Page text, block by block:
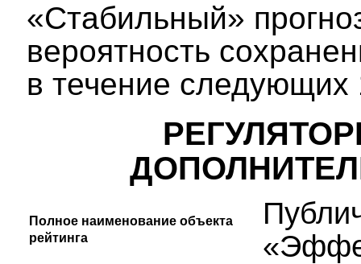
«Стабильный»
вероятность
в течение следующих
Полное наименование объекта
рейтинга